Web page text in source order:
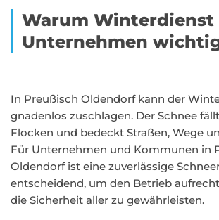
Warum
Unternehmen
In Preußisch Oldendorf kann der
gnadenlos zuschlagen. Der Schnee
Flocken und bedeckt Straßen, Wege
Für Unternehmen und Kommunen in
Oldendorf ist eine zuverlässige
entscheidend, um den Betrieb
die Sicherheit aller zu gewährleisten.